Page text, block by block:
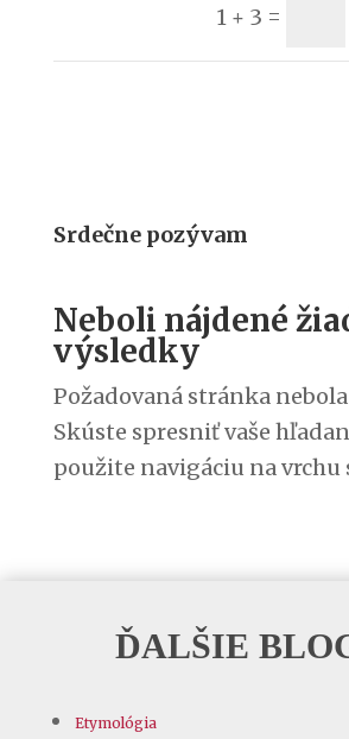
1 + 3 =
Srdečne pozývam
Neboli nájdené
výsledky
Požadovaná stránka
Skúste spresniť vaše
použite navigáciu na vrchu
ĎALŠIE
Etymológia